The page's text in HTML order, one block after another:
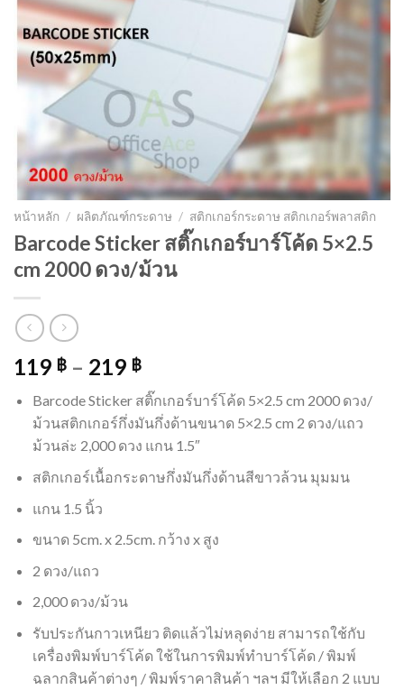
หน้าหลัก / ผลิตภัณฑ์กระดาษ / สติกเกอร์กระดาษ สติกเกอร์พลาสติก
Barcode Sticker สติ๊กเกอร์บาร์โค้ด 5×2.5
cm 2000 ดวง/ม้วน
119 ฿ – 219 ฿
Barcode Sticker สติ๊กเกอร์บาร์โค้ด 5×2.5 cm 2000 ดวง/
ม้วนสติกเกอร์กึ่งมันกึ่งด้านขนาด 5×2.5 cm 2 ดวง/แถว
ม้วนล่ะ 2,000 ดวง แกน 1.5″
สติกเกอร์เนื้อกระดาษกึ่งมันกึ่งด้านสีขาวล้วน มุมมน
แกน 1.5 นิ้ว
ขนาด 5cm. x 2.5cm. กว้าง x สูง
2 ดวง/แถว
2,000 ดวง/ม้วน
รับประกันกาวเหนียว ติดแล้วไม่หลุดง่าย สามารถใช้กับ
เครื่องพิมพ์บาร์โค้ด ใช้ในการพิมพ์ทำบาร์โค้ด / พิมพ์
ฉลากสินค้าต่างๆ / พิมพ์ราคาสินค้า ฯลฯ มีให้เลือก 2 แบบ